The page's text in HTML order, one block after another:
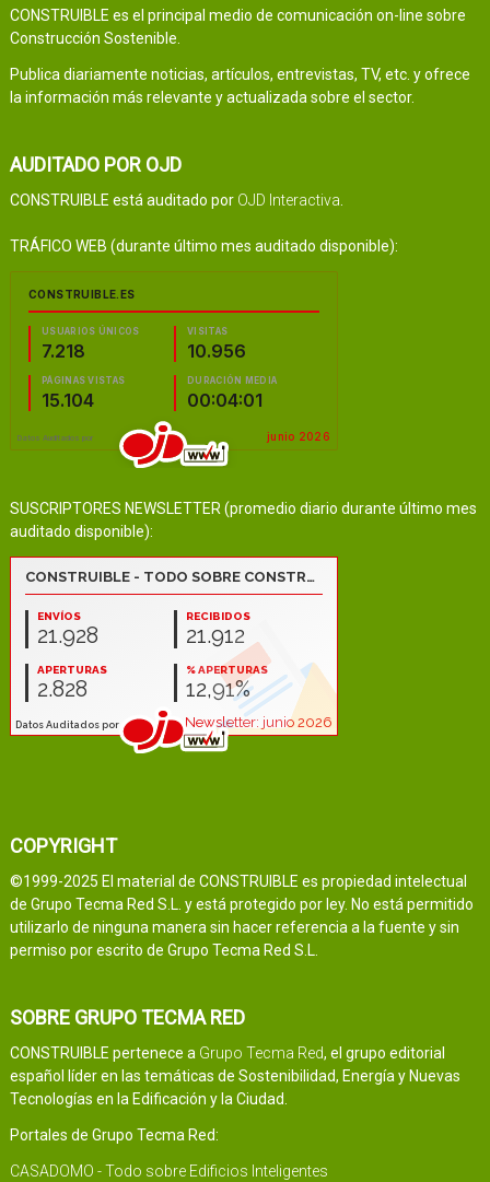
CONSTRUIBLE es el principal medio de comunicación on-line sobre
Construcción Sostenible.
Publica diariamente noticias, artículos, entrevistas, TV, etc. y ofrece
la información más relevante y actualizada sobre el sector.
AUDITADO POR OJD
CONSTRUIBLE está auditado por OJD Interactiva.
TRÁFICO WEB (durante último mes auditado disponible):
SUSCRIPTORES NEWSLETTER (promedio diario durante último mes
auditado disponible):
COPYRIGHT
©1999-2025 El material de CONSTRUIBLE es propiedad intelectual
de Grupo Tecma Red S.L. y está protegido por ley. No está permitido
utilizarlo de ninguna manera sin hacer referencia a la fuente y sin
permiso por escrito de Grupo Tecma Red S.L.
SOBRE GRUPO TECMA RED
CONSTRUIBLE pertenece a Grupo Tecma Red, el grupo editorial
español líder en las temáticas de Sostenibilidad, Energía y Nuevas
Tecnologías en la Edificación y la Ciudad.
Portales de Grupo Tecma Red:
CASADOMO - Todo sobre Edificios Inteligentes